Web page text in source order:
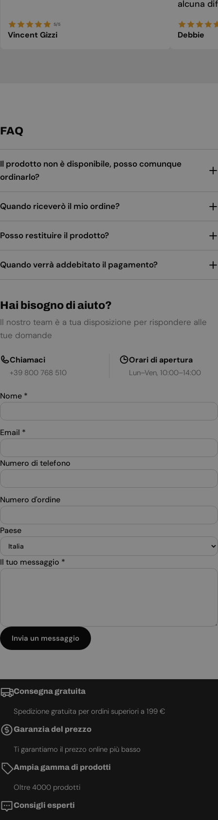
5/5
Vincent Gizzi
alcuna
Debbie
FAQ
Il prodotto non è disponibile, posso comunque
ordinarlo?
Quando riceverò il mio ordine?
Posso restituire il prodotto?
Quando verrà addebitato il pagamento?
Hai bisogno di aiuto?
Il nostro team è a tua disposizione per rispondere alle
tue domande
Chiamaci
+39 800 768 510
Orari di apertura
Lun–Ven, 10:00–14:00
Nome *
Email *
Numero di telefono
Numero d'ordine
Paese
Il tuo messaggio *
Invia un messaggio
Consegna gratuita
Spedizione gratuita per ordini superiori a 199 €
Garanzia del prezzo
Ti garantiamo il prezzo online più basso
Ampia gamma di prodotti
Oltre 4000 prodotti
Consigli esperti